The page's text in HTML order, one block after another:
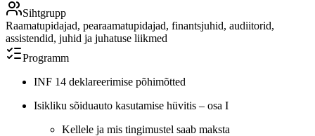
Sihtgrupp
Raamatupidajad, pearaamatupidajad, finantsjuhid, audiitorid,
assistendid, juhid ja juhatuse liikmed
Programm
INF 14 deklareerimise põhimõtted
Isikliku sõiduauto kasutamise hüvitis – osa I
Kellele ja mis tingimustel saab maksta